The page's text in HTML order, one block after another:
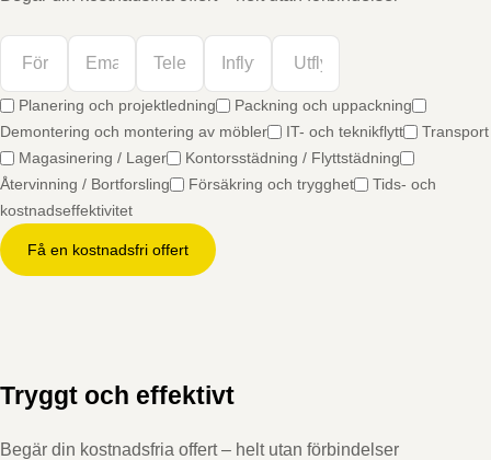
Planering och projektledning
Packning och uppackning
Demontering och montering av möbler
IT- och teknikflytt
Transport
Magasinering / Lager
Kontorsstädning / Flyttstädning
Återvinning / Bortforsling
Försäkring och trygghet
Tids- och
kostnadseffektivitet
Få en kostnadsfri offert
Tryggt och effektivt
Begär din kostnadsfria offert – helt utan förbindelser